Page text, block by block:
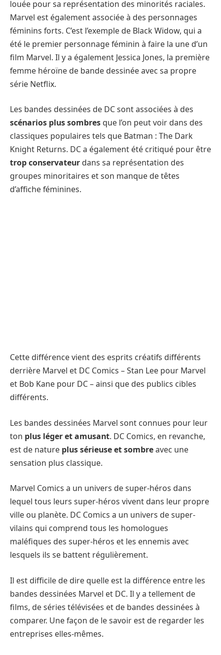
louée pour sa représentation des minorités raciales.
Marvel est également associée à des personnages
féminins forts. C’est l’exemple de Black Widow, qui a
été le premier personnage féminin à faire la une d’un
film Marvel. Il y a également Jessica Jones, la première
femme héroïne de bande dessinée avec sa propre
série Netflix.
Les bandes dessinées de DC sont associées à des
scénarios plus sombres que l’on peut voir dans des
classiques populaires tels que Batman : The Dark
Knight Returns. DC a également été critiqué pour être
trop conservateur dans sa représentation des
groupes minoritaires et son manque de têtes
d’affiche féminines.
Cette différence vient des esprits créatifs différents
derrière Marvel et DC Comics – Stan Lee pour Marvel
et Bob Kane pour DC – ainsi que des publics cibles
différents.
Les bandes dessinées Marvel sont connues pour leur
ton plus léger et amusant. DC Comics, en revanche,
est de nature plus sérieuse et sombreavec une
sensation plus classique.
Marvel Comics a un univers de super-héros dans
lequel tous leurs super-héros vivent dans leur propre
ville ou planète. DC Comics a un univers de super-
vilains qui comprend tous les homologues
maléfiques des super-héros et les ennemis avec
lesquels ils se battent régulièrement.
Il est difficile de dire quelle est la différence entre les
bandes dessinées Marvel et DC. Il y a tellement de
films, de séries télévisées et de bandes dessinées à
comparer. Une façon de le savoir est de regarder les
entreprises elles-mêmes.